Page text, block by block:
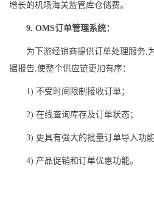
增长的机场海关监管库仓储费。
9. OMS订单管理系统：
为下游经销商提供订单处理服务,
据报告,使整个供应链更加有序：
1) 不受时间限制接收订单；
2) 在线查询库存及订单状态；
3) 更具有强大的批量订单导入功能
4) 产品促销和订单优惠功能。